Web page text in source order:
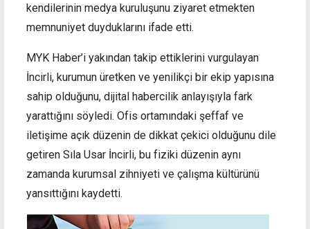
kendilerinin medya kuruluşunu ziyaret etmekten
memnuniyet duyduklarını ifade etti.
MYK Haber’i yakından takip ettiklerini vurgulayan
İncirli, kurumun üretken ve yenilikçi bir ekip yapısına
sahip olduğunu, dijital habercilik anlayışıyla fark
yarattığını söyledi. Ofis ortamındaki şeffaf ve
iletişime açık düzenin de dikkat çekici olduğunu dile
getiren Sıla Usar İncirli, bu fiziki düzenin aynı
zamanda kurumsal zihniyeti ve çalışma kültürünü
yansıttığını kaydetti.